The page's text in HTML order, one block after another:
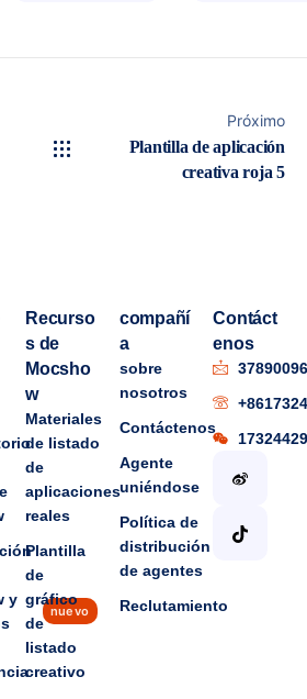
Próximo
Plantilla de aplicación
creativa roja 5
y
nuevo
Recurso
s de
Mocsho
w
Materiales
de listado
de
aplicaciones
reales
Plantilla
de
gráfico
de
listado
creativo
compañí
a
sobre
nosotros
Contáctenos
Agente
uniéndose
Política de
distribución
de agentes
Reclutamiento
Contáct
enos